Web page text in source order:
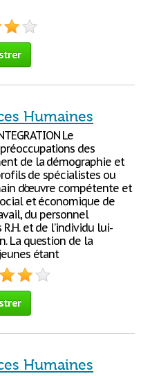
Humaines
Le
des
de la démographie et
de spécialistes ou
d’œuvre compétente et
et économique de
du personnel
et de l’individu lui-
La question de la
étant
Humaines